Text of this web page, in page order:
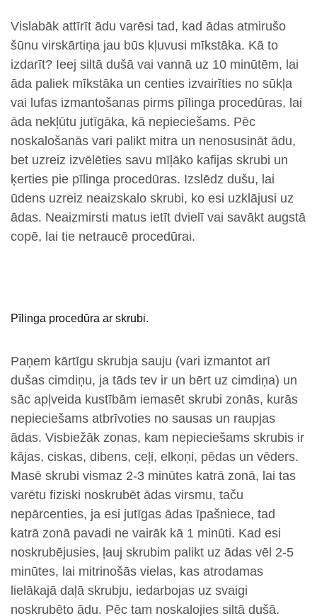
Vislabāk attīrīt ādu varēsi tad, kad ādas atmirušo
šūnu virskārtiņa jau būs kļuvusi mīkstāka. Kā to
izdarīt? Ieej siltā dušā vai vannā uz 10 minūtēm, lai
āda paliek mīkstāka un centies izvairīties no sūkļa
vai lufas izmantošanas pirms pīlinga procedūras, lai
āda nekļūtu jutīgāka, kā nepieciešams. Pēc
noskalošanās vari palikt mitra un nenosusināt ādu,
bet uzreiz izvēlēties savu mīļāko kafijas skrubi un
ķerties pie pīlinga procedūras. Izslēdz dušu, lai
ūdens uzreiz neaizskalo skrubi, ko esi uzklājusi uz
ādas. Neaizmirsti matus ietīt dvielī vai savākt augstā
copē, lai tie netraucē procedūrai.
Pīlinga procedūra ar skrubi.
Paņem kārtīgu skrubja sauju (vari izmantot arī
dušas cimdiņu, ja tāds tev ir un bērt uz cimdiņa) un
sāc apļveida kustībām iemasēt skrubi zonās, kurās
nepieciešams atbrīvoties no sausas un raupjas
ādas. Visbiežāk zonas, kam nepieciešams skrubis ir
kājas, ciskas, dibens, ceļi, elkoņi, pēdas un vēders.
Masē skrubi vismaz 2-3 minūtes katrā zonā, lai tas
varētu fiziski noskrubēt ādas virsmu, taču
nepārcenties, ja esi jutīgas ādas īpašniece, tad
katrā zonā pavadi ne vairāk kā 1 minūti. Kad esi
noskrubējusies, ļauj skrubim palikt uz ādas vēl 2-5
minūtes, lai mitrinošās vielas, kas atrodamas
lielākajā daļā skrubju, iedarbojas uz svaigi
noskrubēto ādu. Pēc tam noskalojies siltā dušā.